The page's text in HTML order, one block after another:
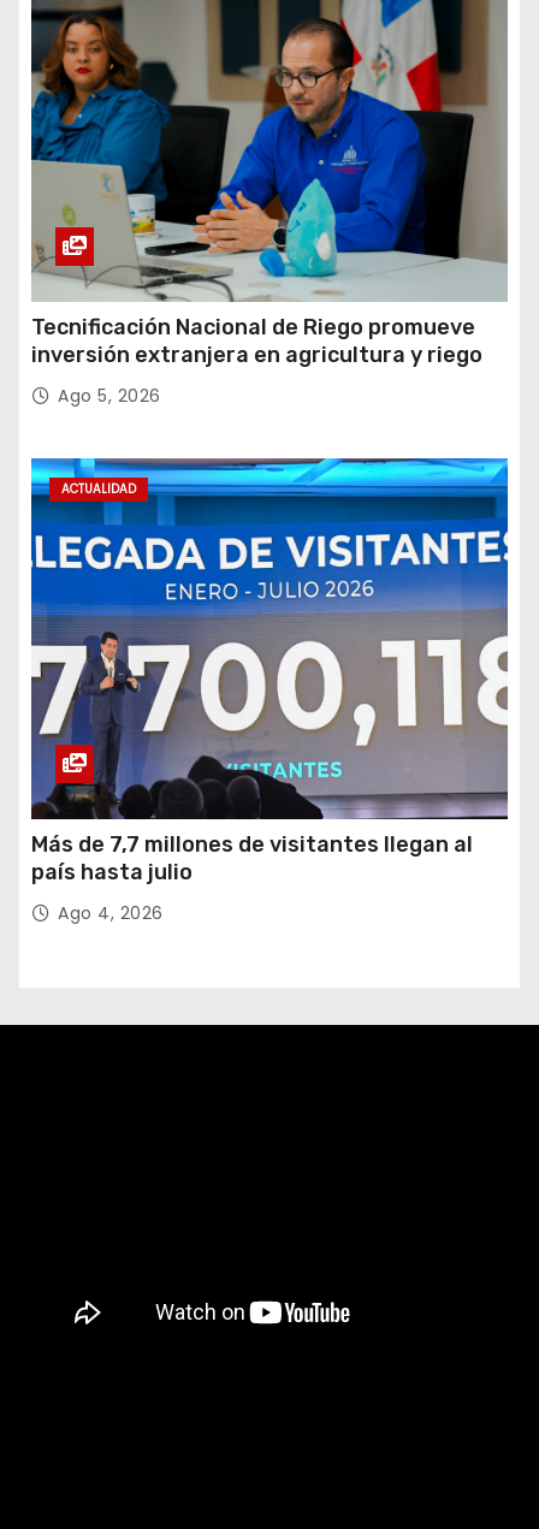
Tecnificación Nacional de Riego promueve
inversión extranjera en agricultura y riego
Ago 5, 2026
ACTUALIDAD
Más de 7,7 millones de visitantes llegan al
país hasta julio
Ago 4, 2026